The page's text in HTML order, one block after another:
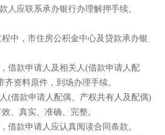
人应联系承办银行办理解押手续。
中，市住房公积金中心及贷款承办银
借款申请人及相关人(借款申请人配
资料原件，到场办理手续。
(借款申请人配偶、产权共有人及配偶)
、真实、准确、完整。
借款申请人应认真阅读合同条款。